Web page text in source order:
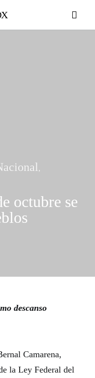
octubre se
descanso
Camarena,
la Ley Federal del